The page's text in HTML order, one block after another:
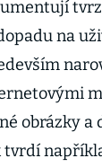
na
obrázky a